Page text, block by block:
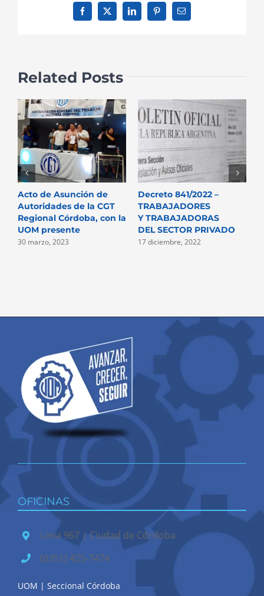
Facebook
X LinkedInPinterestEmail
Related Posts
Acto de Asunción de
Autoridades de la CGT
Regional Córdoba, con la
UOM presente
30 marzo, 2023
Decreto 841/2022 –
TRABAJADORES
Y TRABAJADORAS
DEL SECTOR PRIVADO
17 diciembre, 2022
OFICINAS
Lima 967 | Ciudad de Córdoba
(0351) 425-7474
UOM | Seccional Córdoba